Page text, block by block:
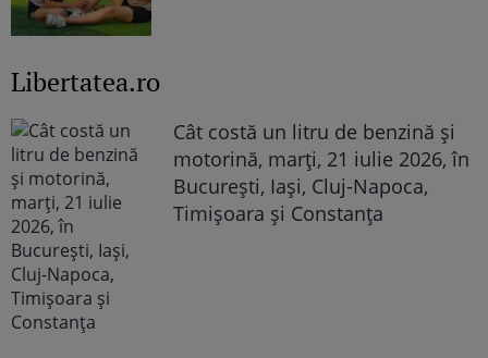
Libertatea.ro
Cât costă un litru de benzină și
motorină, marți, 21 iulie 2026, în
București, Iași, Cluj-Napoca,
Timișoara și Constanța